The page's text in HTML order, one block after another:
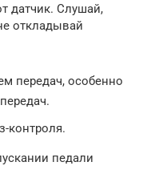
датчик. Слушай,
откладывай
передач, особенно
контроля.
педали